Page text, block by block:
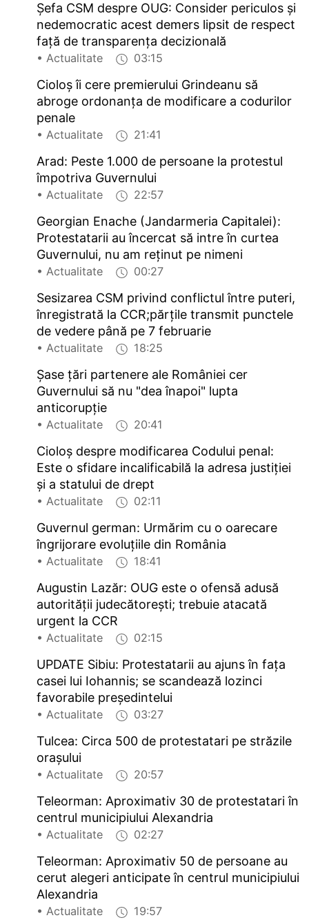
Șefa CSM despre OUG: Consider periculos și
nedemocratic acest demers lipsit de respect
față de transparența decizională
• Actualitate 03:15
Cioloș îi cere premierului Grindeanu să
abroge ordonanța de modificare a codurilor
penale
• Actualitate 21:41
Arad: Peste 1.000 de persoane la protestul
împotriva Guvernului
• Actualitate 22:57
Georgian Enache (Jandarmeria Capitalei):
Protestatarii au încercat să intre în curtea
Guvernului, nu am reținut pe nimeni
• Actualitate 00:27
Sesizarea CSM privind conflictul între puteri,
înregistrată la CCR;părțile transmit punctele
de vedere până pe 7 februarie
• Actualitate 18:25
Șase țări partenere ale României cer
Guvernului să nu "dea înapoi" lupta
anticorupție
• Actualitate 20:41
Cioloș despre modificarea Codului penal:
Este o sfidare incalificabilă la adresa justiției
și a statului de drept
• Actualitate 02:11
Guvernul german: Urmărim cu o oarecare
îngrijorare evoluțiile din România
• Actualitate 18:41
Augustin Lazăr: OUG este o ofensă adusă
autorității judecătorești; trebuie atacată
urgent la CCR
• Actualitate 02:15
UPDATE Sibiu: Protestatarii au ajuns în fața
casei lui Iohannis; se scandează lozinci
favorabile președintelui
• Actualitate 03:27
Tulcea: Circa 500 de protestatari pe străzile
orașului
• Actualitate 20:57
Teleorman: Aproximativ 30 de protestatari în
centrul municipiului Alexandria
• Actualitate 02:27
Teleorman: Aproximativ 50 de persoane au
cerut alegeri anticipate în centrul municipiului
Alexandria
• Actualitate 19:57